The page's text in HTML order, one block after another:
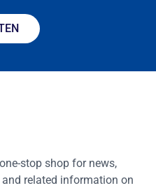
stop shop for news,
related information on